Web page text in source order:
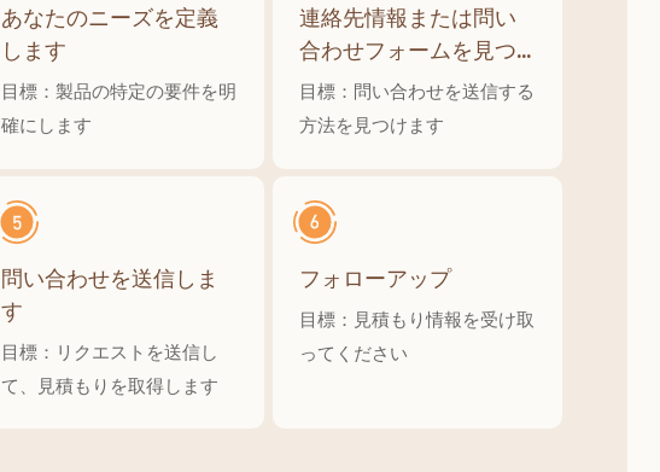
あなたのニーズを定義
します
目標：製品の特定の要件を明
確にします
連絡先情報または問い
合わせフォームを見つ
けます
目標：問い合わせを送信する
方法を見つけます
問い合わせを送信しま
す
目標：リクエストを送信し
て、見積もりを取得します
フォローアップ
目標：見積もり情報を受け取
ってください